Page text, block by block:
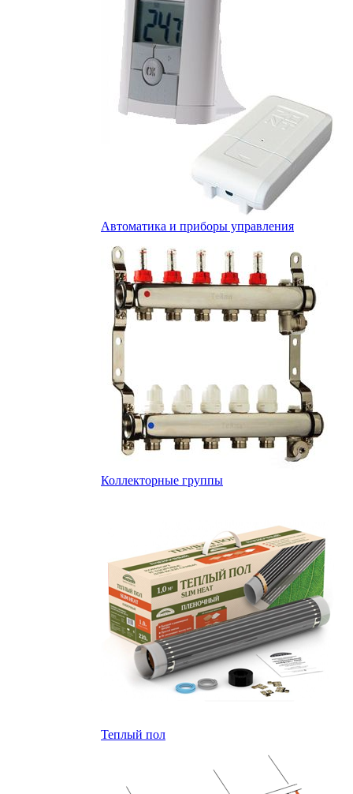
Автоматика и приборы управления
Коллекторные группы
Теплый пол